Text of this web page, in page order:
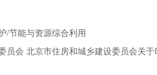
/节能与资源综合利用
员会 北京市住房和城乡建设委员会关